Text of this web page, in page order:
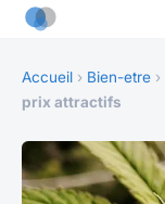
Accueil › Bien-etre ›
prix attractifs